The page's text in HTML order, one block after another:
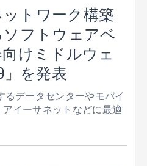
トワーク構築
フトウェアベ
けミドルウェ
」を発表
データセンターやモバイ
イーサネットなどに最適